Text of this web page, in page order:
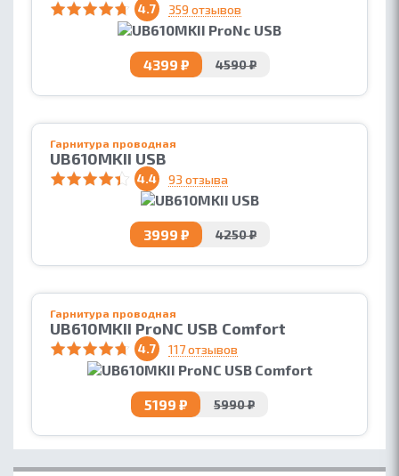
4.7 359 отзывов
4399 ₽ 4590 ₽
Гарнитура проводная
UB610MKII USB
4.4 93 отзыва
3999 ₽ 4250 ₽
Гарнитура проводная
UB610MKII ProNC USB Comfort
4.7 117 отзывов
5199 ₽ 5990 ₽